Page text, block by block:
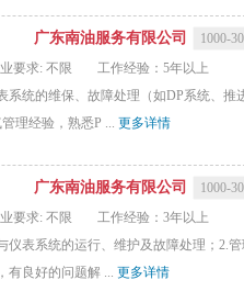
广东南油服务有限公司
1000-
要求: 不限
工作经验：5年以上
系统的维保、故障处理（如DP系统、
理经验，熟悉P ... 更多详情
广东南油服务有限公司
1000-
要求: 不限
工作经验：3年以上
仪表系统的运行、维护及故障处理；2.
有良好的问题解 ... 更多详情